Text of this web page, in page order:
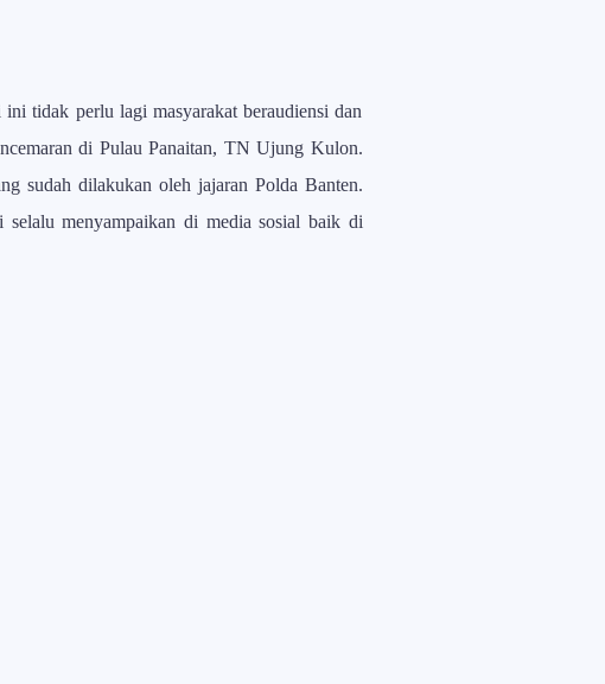
tidak perlu lagi masyarakat beraudiensi dan
di Pulau Panaitan, TN Ujung Kulon.
sudah dilakukan oleh jajaran Polda Banten.
menyampaikan di media sosial baik di